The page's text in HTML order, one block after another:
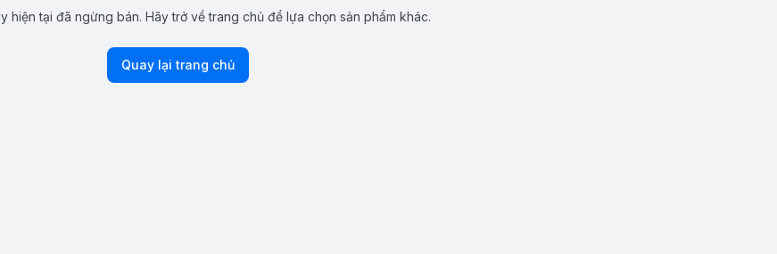
hiện tại đã ngừng bán. Hãy trở về trang chủ để lựa chọn sản phẩm khác.
Quay lại trang chủ